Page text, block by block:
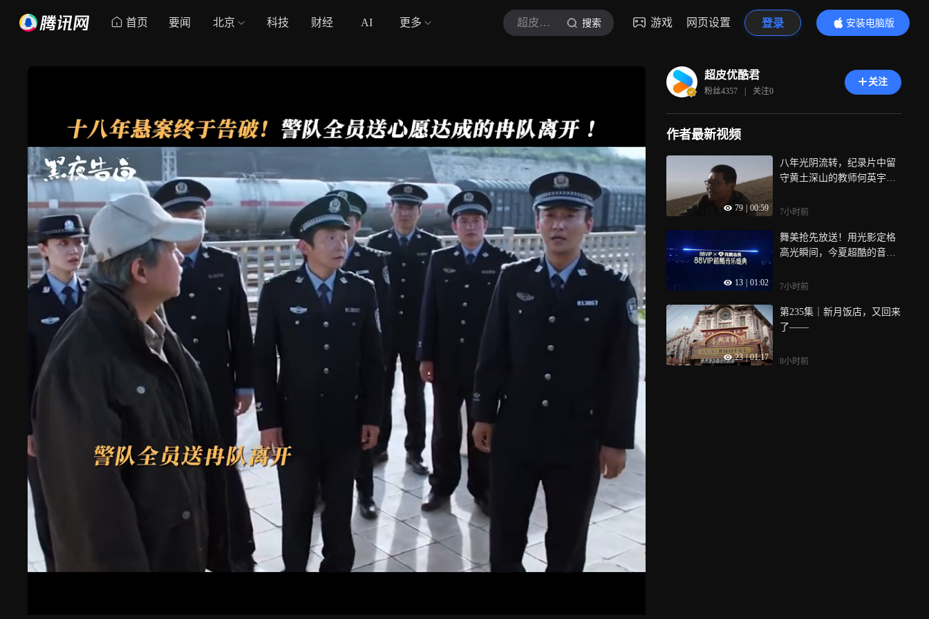
首页 要闻 北京 科技 财经 AI 更多 超皮优酷君 搜索 游戏 网页设置 登录
安装电脑版
内容更精彩
超皮优酷君
粉丝4357 | 关注0
关注
作者最新视频
79 00:59
八年光阴流转，纪录片中留
守黄土深山的教师何英宇已
勉励众人
7小时前
13 01:02
舞美抢先放送！用光影定格
高光瞬间，今夏超酷的音乐
场碰面！
7小时前
23 | 01:17
第235集｜新月饭店，又回来
了——
8小时前